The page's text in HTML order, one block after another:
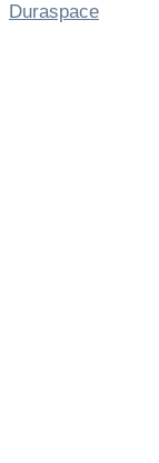
Duraspace